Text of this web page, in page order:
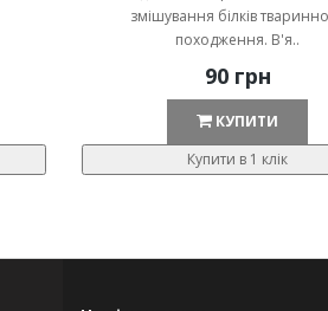
змішування білків
походження. В'я..
90 грн
КУПИТИ
Купити в 1 клік